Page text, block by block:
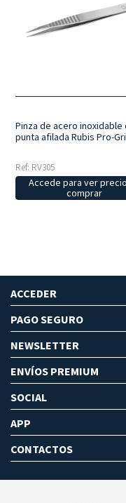
Pinza de acero inoxidable
punta afilada Rubis Pro-
Ref: RV305
Accede para ver
comprar
ACCEDER
PAGO SEGURO
NEWSLETTER
ENVÍOS PREMIUM
SOCIAL
APP
CONTACTOS